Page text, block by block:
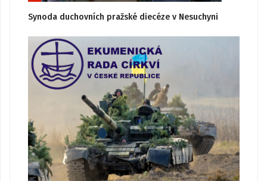
Synoda duchovních pražské diecéze v Nesuchyni